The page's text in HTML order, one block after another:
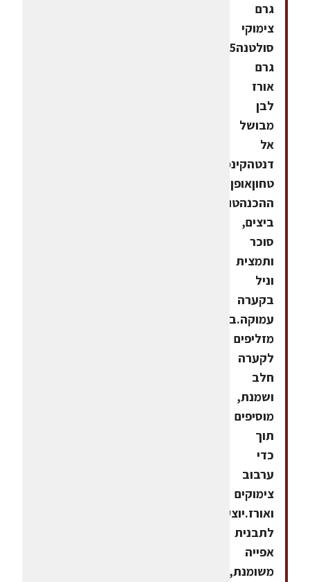
גרם
צימוקי
סולטנה375
גרם
אורז
לבן
מבושל
אל
דנטהקינמון
טחוןאופן
ההכנהטורפים
ביצים,
סוכר
ותמצית
וניל
בקערה
עמוקה.בהדרגה
מזליפים
לקערה
חלב
ושמנת,
מוסיפים
תוך
כדי
ערבוב
צימוקים
ואורז.יוצקים
לתבנית
אפייה
משומנת,